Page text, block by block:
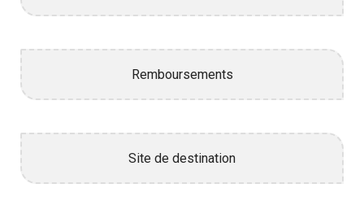
Remboursements
Site de destination